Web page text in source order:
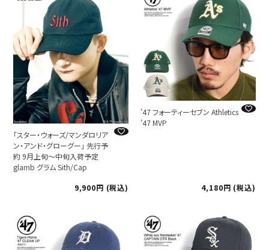
「スター・ウォーズ/マンダロリア
ン・アンド・グローグー」 先行予
約 9月上旬～中旬入荷予定
glamb グラム Sith/Cap
9,900
税込
'47 フォーティーセブン Athletics
'47 MVP
4,180 税込